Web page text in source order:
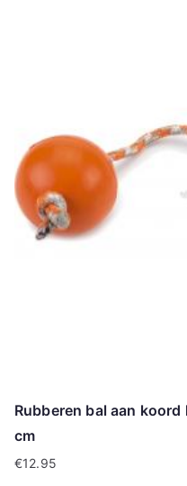
Rubberen bal aan
cm
€12.95